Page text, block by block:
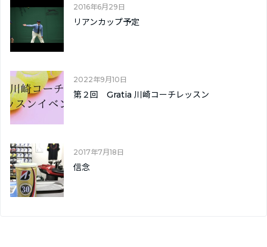
2016年6月29日
リアンカップ予定
2022年9月10日
第２回 Gratia 川崎コーチレッスン
2017年7月18日
信念